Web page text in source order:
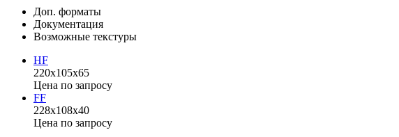
Доп. форматы
Документация
Возможные текстуры
HF
220x105x65
Цена по запросу
FF
228x108x40
Цена по запросу